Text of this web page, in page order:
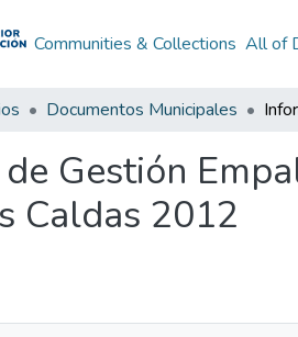
Communities & Collections All of
Documentos Municipales
Gestión
Caldas 2012